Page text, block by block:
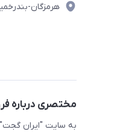
هرمزگان-
مختصری درباره
به سایت "ایران